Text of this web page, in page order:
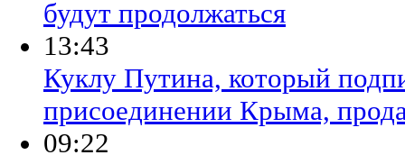
будут продолжаться
13:43
Куклу Путина, который
присоединении Крыма,
09:22